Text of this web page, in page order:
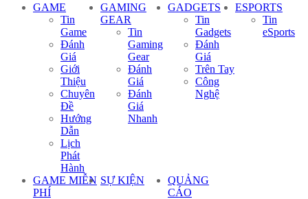
GAME
Tin
Game
Đánh
Giá
Giới
Thiệu
Chuyên
Đề
Hướng
Dẫn
Lịch
Phát
Hành
GAMING
GEAR
Tin
Gaming
Gear
Đánh
Giá
Đánh
Giá
Nhanh
GADGETS
Tin
Gadgets
Đánh
Giá
Trên Tay
Công
Nghệ
ESPORTS
Tin
eSports
GAME MIỄN
PHÍ
SỰ KIỆN
QUẢNG
CÁO